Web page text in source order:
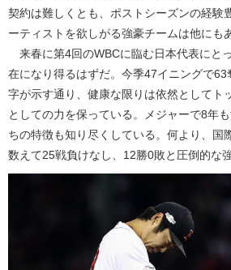
契約は難しくとも、ポストシーズンの経験
ーティストを欲しがる強豪チームは他にも
来春に第4回のWBCに臨む日本代表にと
在になり得るはずだ。今季47イニングで
字が示す通り、健康な限りは依然としてト
としての力を保っている。メジャーで8年
ちの特徴も知り尽くしている。何より、国
数えて25戦負けなし、12勝0敗と圧倒的な